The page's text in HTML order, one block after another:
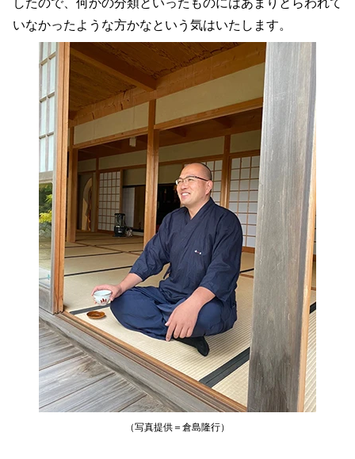
いなかったような方かなという気はいたします。
（写真提供＝倉島隆行）